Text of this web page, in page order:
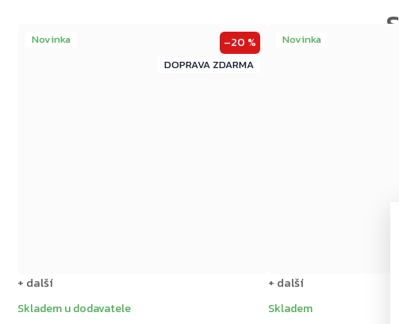
Novinka
ZDARMA
–20 %
Skladem u dodavatele
+ další
Novinka
Skladem
+ další